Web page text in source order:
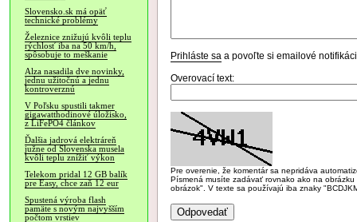
Slovensko.sk má opäť
technické problémy
Železnice znižujú kvôli teplu
rýchlosť iba na 50 km/h,
spôsobuje to meškanie
Alza nasadila dve novinky,
jednu užitočnú a jednu
kontroverznú
V Poľsku spustili takmer
gigawatthodinové úložisko,
z LiFePO4 článkov
Ďalšia jadrová elektráreň
južne od Slovenska musela
kvôli teplu znížiť výkon
Telekom pridal 12 GB balík
pre Easy, chce zaň 12 eur
Spustená výroba flash
pamäte s novým najvyšším
počtom vrstiev
Prihláste sa a povoľte si emailové
Overovací text:
Pre overenie, že komentár sa nepridáva
Písmená musíte zadávať rovnako ako na
obrázok". V texte sa používajú iba znaky